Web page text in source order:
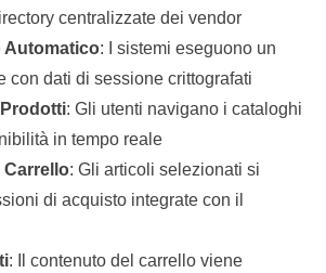
centralizzate dei vendor
Automatico: I sistemi eseguono un
con dati di sessione crittografati
: Gli utenti navigano i cataloghi
in tempo reale
Carrello: Gli articoli selezionati si
di acquisto integrate con il
: Il contenuto del carrello viene